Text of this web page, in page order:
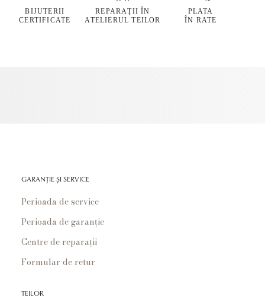
BIJUTERII
CERTIFICATE
REPARAȚII ÎN
ATELIERUL TEILOR
PLATA
ÎN RATE
GARANȚIE ȘI SERVICE
Perioada de service
Perioada de garanție
Centre de reparații
Formular de retur
TEILOR